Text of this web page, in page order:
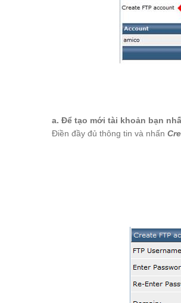
a. Để tạo mới tài khoản bạn
Điền đầy đủ thông tin và nhấn